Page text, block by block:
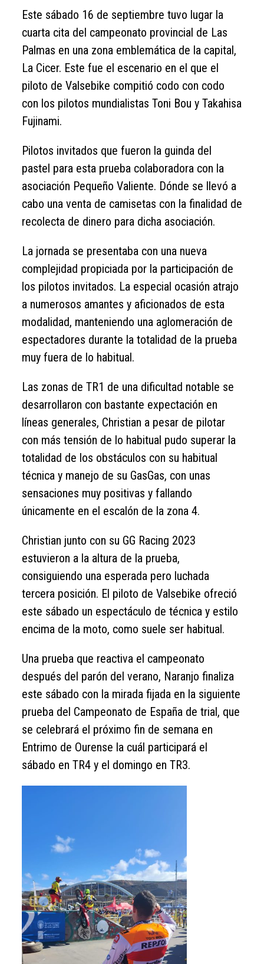
Este sábado 16 de septiembre tuvo lugar la
cuarta cita del campeonato provincial de Las
Palmas en una zona emblemática de la capital,
La Cicer. Este fue el escenario en el que el
piloto de Valsebike compitió codo con codo
con los pilotos mundialistas Toni Bou y Takahisa
Fujinami.
Pilotos invitados que fueron la guinda del
pastel para esta prueba colaboradora con la
asociación Pequeño Valiente. Dónde se llevó a
cabo una venta de camisetas con la finalidad de
recolecta de dinero para dicha asociación.
La jornada se presentaba con una nueva
complejidad propiciada por la participación de
los pilotos invitados. La especial ocasión atrajo
a numerosos amantes y aficionados de esta
modalidad, manteniendo una aglomeración de
espectadores durante la totalidad de la prueba
muy fuera de lo habitual.
Las zonas de TR1 de una dificultad notable se
desarrollaron con bastante expectación en
líneas generales, Christian a pesar de pilotar
con más tensión de lo habitual pudo superar la
totalidad de los obstáculos con su habitual
técnica y manejo de su GasGas, con unas
sensaciones muy positivas y fallando
únicamente en el escalón de la zona 4.
Christian junto con su GG Racing 2023
estuvieron a la altura de la prueba,
consiguiendo una esperada pero luchada
tercera posición. El piloto de Valsebike ofreció
este sábado un espectáculo de técnica y estilo
encima de la moto, como suele ser habitual.
Una prueba que reactiva el campeonato
después del parón del verano, Naranjo finaliza
este sábado con la mirada fijada en la siguiente
prueba del Campeonato de España de trial, que
se celebrará el próximo fin de semana en
Entrimo de Ourense la cuál participará el
sábado en TR4 y el domingo en TR3.